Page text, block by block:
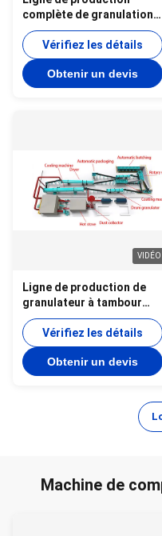
complète de granulation
de tambour pour la
granulation d'engrais
organiques avec une
capacité annuelle de 10
000 tonnes
Vérifiez les détails
Obtenir un devis
VIDÉO
Ligne de production de
granulateur à tambour
haute capacité pour
granulés d'engrais
organiques
Vérifiez les détails
Obtenir un devis
Machine de